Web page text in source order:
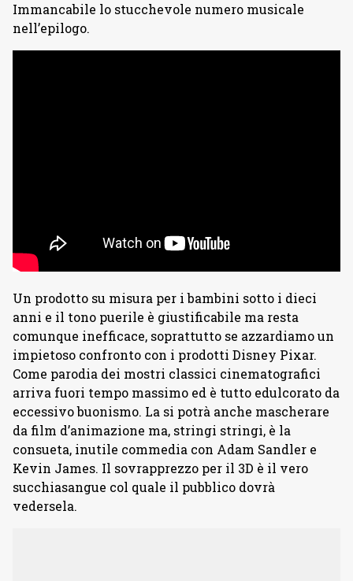
Immancabile lo stucchevole numero musicale
nell’epilogo.
Un prodotto su misura per i bambini sotto i dieci
anni e il tono puerile è giustificabile ma resta
comunque inefficace, soprattutto se azzardiamo un
impietoso confronto con i prodotti Disney Pixar.
Come parodia dei mostri classici cinematografici
arriva fuori tempo massimo ed è tutto edulcorato da
eccessivo buonismo. La si potrà anche mascherare
da film d’animazione ma, stringi stringi, è la
consueta, inutile commedia con Adam Sandler e
Kevin James. Il sovrapprezzo per il 3D è il vero
succhiasangue col quale il pubblico dovrà
vedersela.